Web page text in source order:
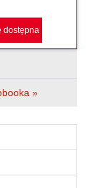
dostępna
»